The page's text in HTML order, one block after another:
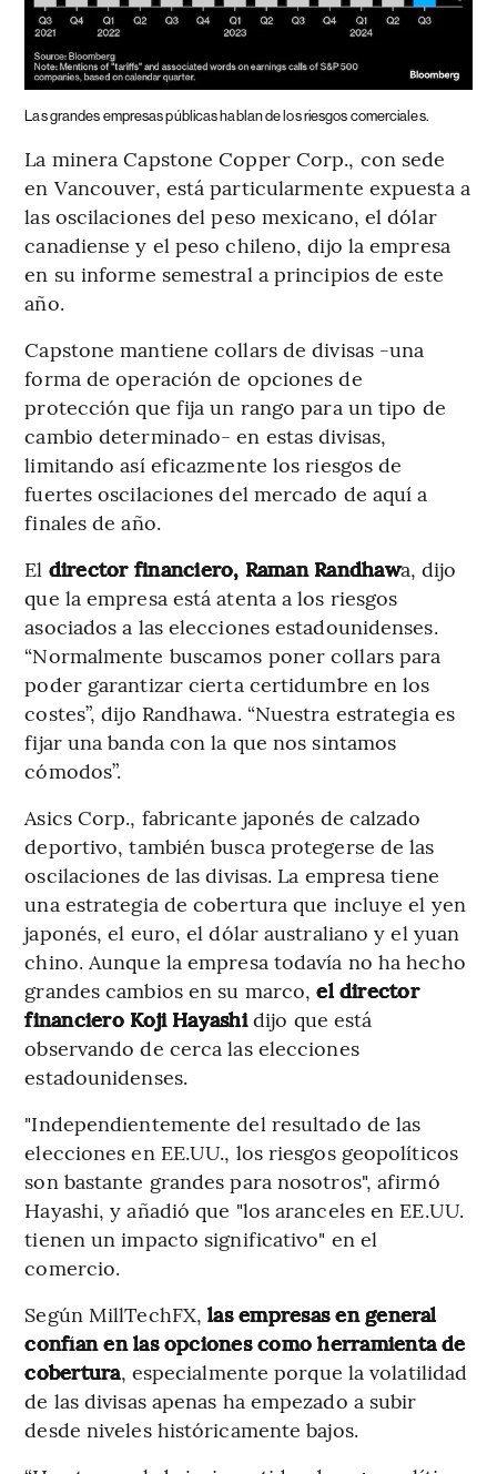
Las grandes empresas públicas hablan de los riesgos comerciales.
La minera Capstone Copper Corp., con sede
en Vancouver, está particularmente expuesta a
las oscilaciones del peso mexicano, el dólar
canadiense y el peso chileno, dijo la empresa
en su informe semestral a principios de este
año.
Capstone mantiene collars de divisas -una
forma de operación de opciones de
protección que fija un rango para un tipo de
cambio determinado- en estas divisas,
limitando así eficazmente los riesgos de
fuertes oscilaciones del mercado de aquí a
finales de año.
El director financiero, Raman Randhawa, dijo
que la empresa está atenta a los riesgos
asociados a las elecciones estadounidenses.
“Normalmente buscamos poner collars para
poder garantizar cierta certidumbre en los
costes”, dijo Randhawa. “Nuestra estrategia es
fijar una banda con la que nos sintamos
cómodos”.
Asics Corp., fabricante japonés de calzado
deportivo, también busca protegerse de las
oscilaciones de las divisas. La empresa tiene
una estrategia de cobertura que incluye el yen
japonés, el euro, el dólar australiano y el yuan
chino. Aunque la empresa todavía no ha hecho
grandes cambios en su marco,el director
financiero Koji Hayashidijo que está
observando de cerca las elecciones
estadounidenses.
"Independientemente del resultado de las
elecciones en EE.UU., los riesgos geopolíticos
son bastante grandes para nosotros", afirmó
Hayashi, y añadió que "los aranceles en EE.UU.
tienen un impacto significativo" en el
comercio.
Según MillTechFX,las empresas en general
confían en las opciones como herramienta de
cobertura, especialmente porque la volatilidad
de las divisas apenas ha empezado a subir
desde niveles históricamente bajos.